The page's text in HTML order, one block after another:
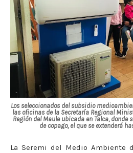
Los seleccionados del subsidio
las oficinas de la Secretaría Regional
Región del Maule ubicada en Talca, donde
de copago, el que se extenderá
La Seremi del Medio Ambiente